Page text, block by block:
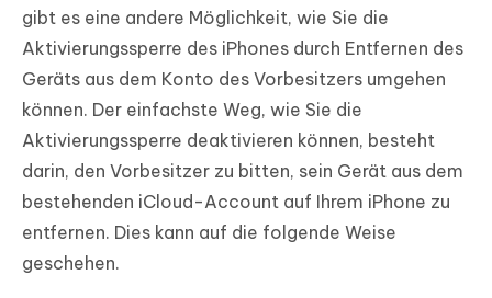
gibt es eine andere Möglichkeit, wie Sie die
Aktivierungssperre des iPhones durch Entfernen des
Geräts aus dem Konto des Vorbesitzers umgehen
können. Der einfachste Weg, wie Sie die
Aktivierungssperre deaktivieren können, besteht
darin, den Vorbesitzer zu bitten, sein Gerät aus dem
bestehenden iCloud-Account auf Ihrem iPhone zu
entfernen. Dies kann auf die folgende Weise
geschehen.